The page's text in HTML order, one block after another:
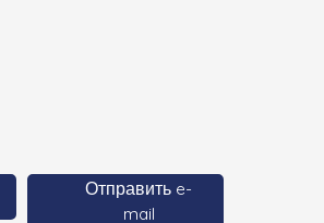
Отправить e-
mail